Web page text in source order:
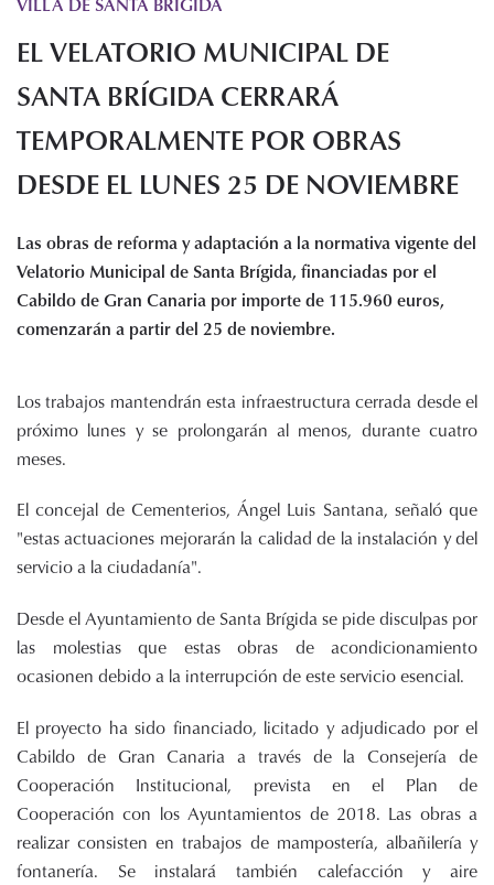
Servicios
Noticias
Recursos
Enlaces de interés
Audiovisuales
Transparencia
Sede electrónica
Contacto
EL VELATORIO MUNICIPAL DE
SANTA BRÍGIDA CERRARÁ
TEMPORALMENTE POR OBRAS
DESDE EL LUNES 25 DE NOVIEMBRE
Las obras de reforma y adaptación a la normativa vigente del
Velatorio Municipal de Santa Brígida, financiadas por el
Cabildo de Gran Canaria por importe de 115.960 euros,
comenzarán a partir del 25 de noviembre.
Los trabajos mantendrán esta infraestructura cerrada desde el
próximo lunes y se prolongarán al menos, durante cuatro
meses.
El concejal de Cementerios, Ángel Luis Santana, señaló que
"estas actuaciones mejorarán la calidad de la instalación y del
servicio a la ciudadanía".
Desde el Ayuntamiento de Santa Brígida se pide disculpas por
las molestias que estas obras de acondicionamiento
ocasionen debido a la interrupción de este servicio esencial.
El proyecto ha sido financiado, licitado y adjudicado por el
Cabildo de Gran Canaria a través de la Consejería de
Cooperación Institucional, prevista en el Plan de
Cooperación con los Ayuntamientos de 2018. Las obras a
realizar consisten en trabajos de mampostería, albañilería y
fontanería. Se instalará también calefacción y aire